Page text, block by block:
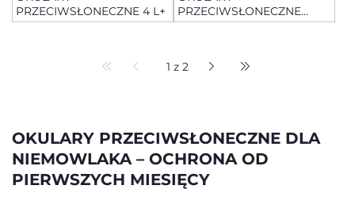
PRZECIWSŁONECZNE 4 L+
PRZECIWSŁONECZNE
24M+ Z LUSTROWANYMI
1 z 2
OKULARY PRZECIWSŁONECZNE DLA
NIEMOWLAKA – OCHRONA OD
PIERWSZYCH MIESIĘCY